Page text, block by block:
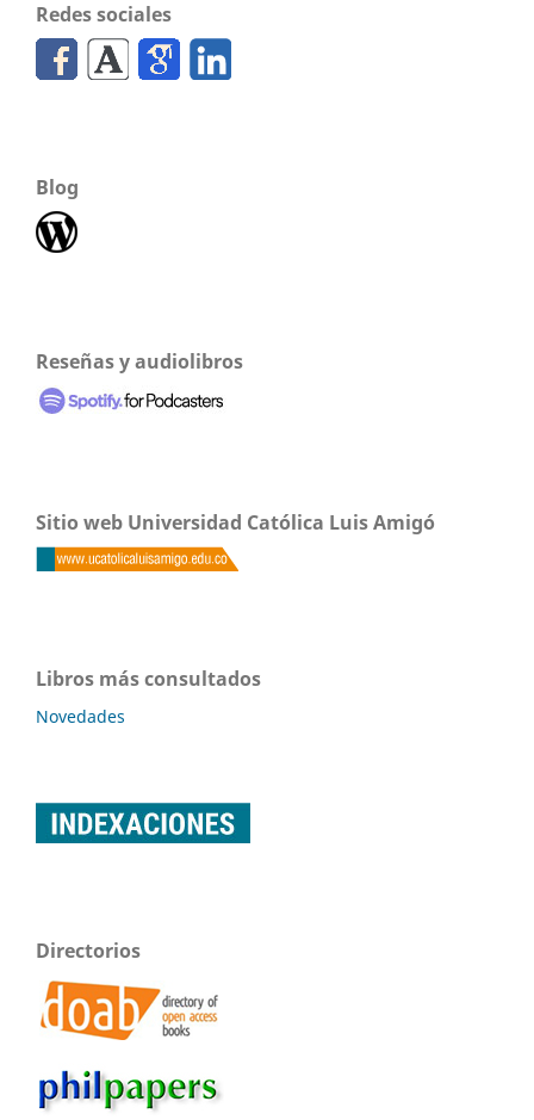
Redes sociales
Blog
Reseñas y audiolibros
Sitio web Universidad Católica Luis Amigó
Libros más consultados
Novedades
Directorios